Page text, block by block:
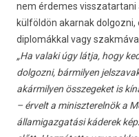
nem érdemes
külföldön akarnak
diplomákkal vagy
„Ha valaki úgy látja, hogy
dolgozni, bármilyen
akármilyen összegeket is
– érvelt a miniszterelnök a
államigazgatási káderek